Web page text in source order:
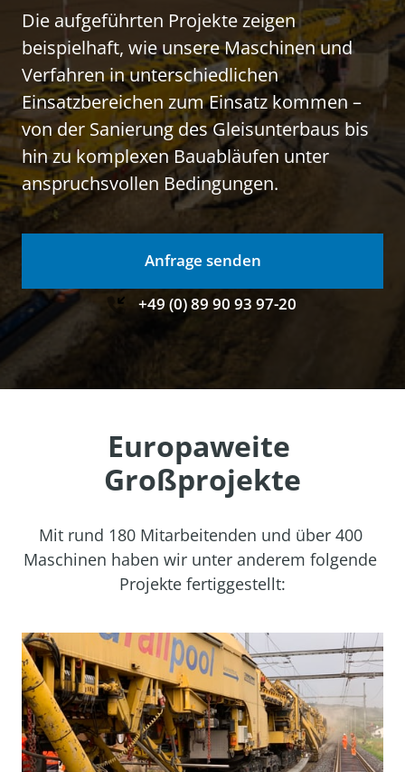
Die aufgeführten Projekte zeigen
beispielhaft, wie unsere Maschinen und
Verfahren in unterschiedlichen
Einsatzbereichen zum Einsatz kommen –
von der Sanierung des Gleisunterbaus bis
hin zu komplexen Bauabläufen unter
anspruchsvollen Bedingungen.
Anfrage senden
+49 (0) 89 90 93 97-20
Europaweite
Großprojekte
Mit rund 180 Mitarbeitenden und über
400
Maschinen haben wir unter anderem
Projekte fertiggestellt: